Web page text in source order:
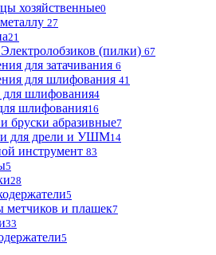
хозяйственные0
27
21
(пилки) 67
для затачивания 6
для шлифования 41
для шлифования4
шлифования16
бруски абразивные7
для дрели и УШМ14
инструмент 83
5
28
5
метчиков и плашек7
33
5